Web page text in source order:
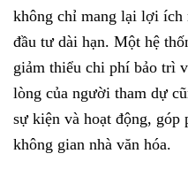
không chỉ mang lại lợi ích
đầu tư dài hạn. Một hệ
giảm thiểu chi phí bảo trì
lòng của người tham dự
sự kiện và hoạt động, góp
không gian nhà văn hóa.